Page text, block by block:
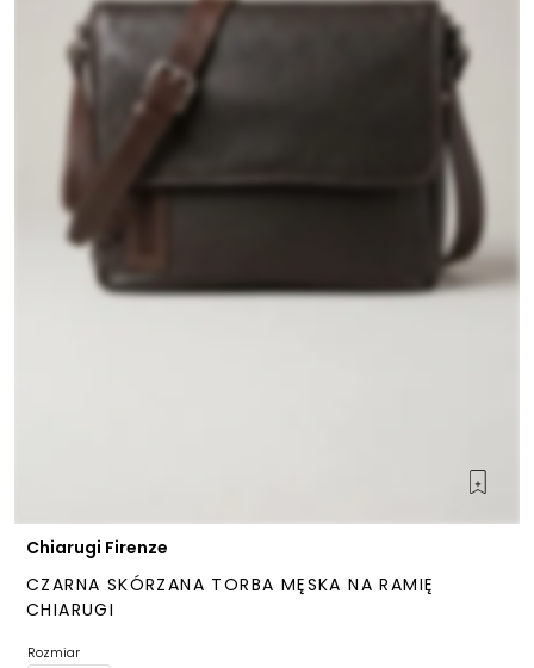
Chiarugi Firenze
CZARNA SKÓRZANA TORBA MĘSKA NA RAMIĘ
CHIARUGI
Rozmiar